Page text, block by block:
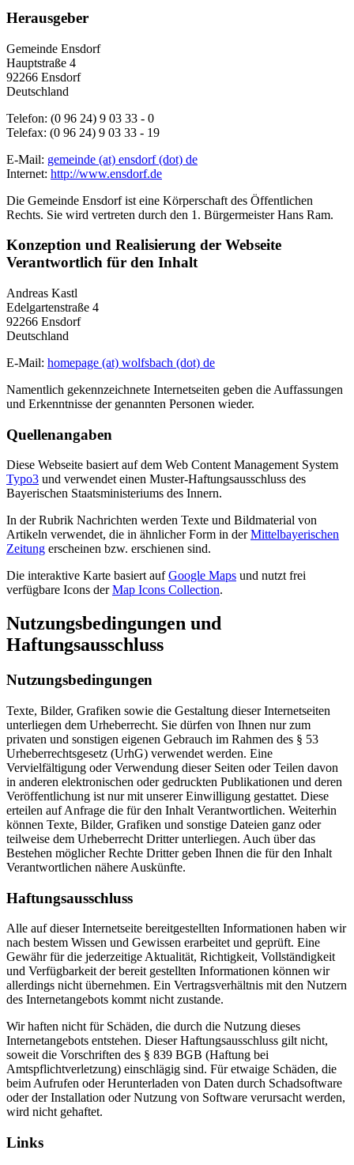
Herausgeber
Gemeinde Ensdorf
Hauptstraße 4
92266 Ensdorf
Deutschland
Telefon: (0 96 24) 9 03 33 - 0
Telefax: (0 96 24) 9 03 33 - 19
E-Mail: gemeinde (at) ensdorf (dot) de
Internet: http://www.ensdorf.de
Die Gemeinde Ensdorf ist eine Körperschaft des Öffentlichen
Rechts. Sie wird vertreten durch den 1. Bürgermeister Hans Ram.
Konzeption und Realisierung der Webseite
Verantwortlich für den Inhalt
Andreas Kastl
Edelgartenstraße 4
92266 Ensdorf
Deutschland
E-Mail: homepage (at) wolfsbach (dot) de
Namentlich gekennzeichnete Internetseiten geben die Auffassungen
und Erkenntnisse der genannten Personen wieder.
Quellenangaben
Diese Webseite basiert auf dem Web Content Management System
Typo3 und verwendet einen Muster-Haftungsausschluss des
Bayerischen Staatsministeriums des Innern.
In der Rubrik Nachrichten werden Texte und Bildmaterial von
Artikeln verwendet, die in ähnlicher Form in derMittelbayerischen
Zeitung erscheinen bzw. erschienen sind.
Die interaktive Karte basiert aufGoogle Maps und nutzt frei
verfügbare Icons derMap Icons Collection.
Nutzungsbedingungen und
Haftungsausschluss
Nutzungsbedingungen
Texte, Bilder, Grafiken sowie die Gestaltung dieser Internetseiten
unterliegen dem Urheberrecht. Sie dürfen von Ihnen nur zum
privaten und sonstigen eigenen Gebrauch im Rahmen des § 53
Urheberrechtsgesetz (UrhG) verwendet werden. Eine
Vervielfältigung oder Verwendung dieser Seiten oder Teilen davon
in anderen elektronischen oder gedruckten Publikationen und deren
Veröffentlichung ist nur mit unserer Einwilligung gestattet. Diese
erteilen auf Anfrage die für den Inhalt Verantwortlichen. Weiterhin
können Texte, Bilder, Grafiken und sonstige Dateien ganz oder
teilweise dem Urheberrecht Dritter unterliegen. Auch über das
Bestehen möglicher Rechte Dritter geben Ihnen die für den Inhalt
Verantwortlichen nähere Auskünfte.
Haftungsausschluss
Alle auf dieser Internetseite bereitgestellten Informationen haben wir
nach bestem Wissen und Gewissen erarbeitet und geprüft. Eine
Gewähr für die jederzeitige Aktualität, Richtigkeit, Vollständigkeit
und Verfügbarkeit der bereit gestellten Informationen können wir
allerdings nicht übernehmen. Ein Vertragsverhältnis mit den Nutzern
des Internetangebots kommt nicht zustande.
Wir haften nicht für Schäden, die durch die Nutzung dieses
Internetangebots entstehen. Dieser Haftungsausschluss gilt nicht,
soweit die Vorschriften des § 839 BGB (Haftung bei
Amtspflichtverletzung) einschlägig sind. Für etwaige Schäden, die
beim Aufrufen oder Herunterladen von Daten durch Schadsoftware
oder der Installation oder Nutzung von Software verursacht werden,
wird nicht gehaftet.
Links